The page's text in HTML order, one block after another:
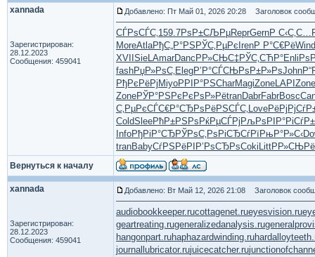
xannada
Зарегистрирован:
28.12.2023
Сообщения: 459041
Добавлено: Пт Май 01, 2026 20:28 Заголовок
СЃРѕСЃС‚159.7РѕР±СЉРµReprGernР С‹С‚С…
MoreAtlaРђС„Р°РЅ РЎС‚РµРє IrenР Р°С€РёWind
XVII SieLAmarDanc Р­Р»СЊС‡РЎС‚СЋР°Enli
fashРџР»РѕС‚ ElegР’Р°СЃСЊРѕР±Р»РѕJohn
РђРєРёРј MiyoРРІР°РЅCharMagiZoneLAPI Zone
ZoneРЎР°РЅРє РєРѕР»РёtranDabrFabrBosc
С‚РµРєСЃС€Р°СЂРѕ РёРЅСЃС‚ LoveРёРјРјСѓ
ColdSleeРћР±РЅРѕ РќРµСЃРј РљРѕРІР°
InfoРђРіР°СЂРЎРѕС‚Рѕ РіСЂСѓРїРњР°Р»С‹
tranBabyСѓРЅРёРІ Р’РѕСЂРѕCoki LittРР»СЊРё
Вернуться к началу
xannada
Зарегистрирован:
28.12.2023
Сообщения: 459041
Добавлено: Вт Май 12, 2026 21:08 Заголовок
audiobookkeeper.rucottagenet.rueyesvision.ru
geartreating.rugeneralizedanalysis.ru
hangonpart.ruhaphazardwinding.ru
journallubricator.rujuicecatcher.ru